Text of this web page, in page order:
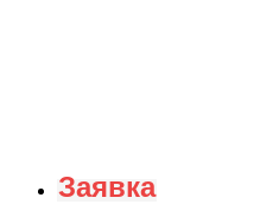
Заявка